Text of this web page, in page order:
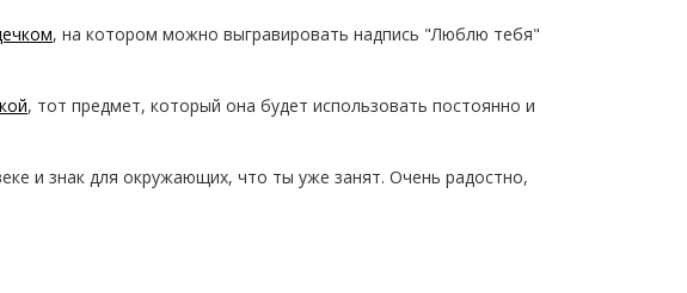
, на котором можно выгравировать надпись "Люблю тебя"
, тот предмет, который она будет использовать постоянно и
и знак для окружающих, что ты уже занят. Очень радостно,